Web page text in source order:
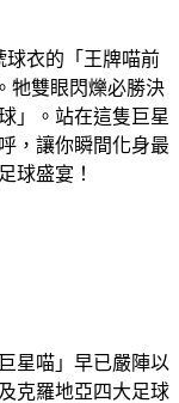
球衣的「王牌喵前
牠雙眼閃爍必勝決
」。站在這隻巨星
，讓你瞬間化身最
球盛宴！
星喵」早已嚴陣以
克羅地亞四大足球